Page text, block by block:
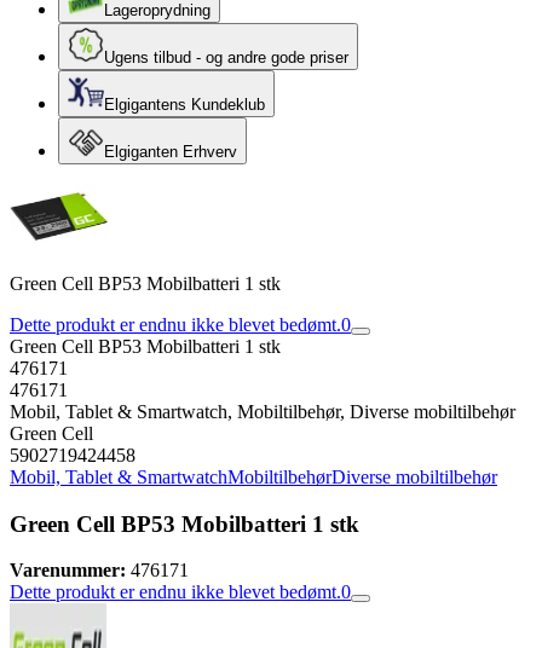
Lageroprydning
Ugens tilbud - og andre gode priser
Elgigantens Kundeklub
Elgiganten Erhverv
Green Cell BP53 Mobilbatteri 1 stk
Dette produkt er endnu ikke blevet bedømt.0
Green Cell BP53 Mobilbatteri 1 stk
476171
476171
Mobil, Tablet & Smartwatch, Mobiltilbehør, Diverse mobiltilbehør
Green Cell
5902719424458
Mobil, Tablet & SmartwatchMobiltilbehørDiverse mobiltilbehør
Green Cell BP53 Mobilbatteri 1 stk
Varenummer: 476171
Dette produkt er endnu ikke blevet bedømt.0